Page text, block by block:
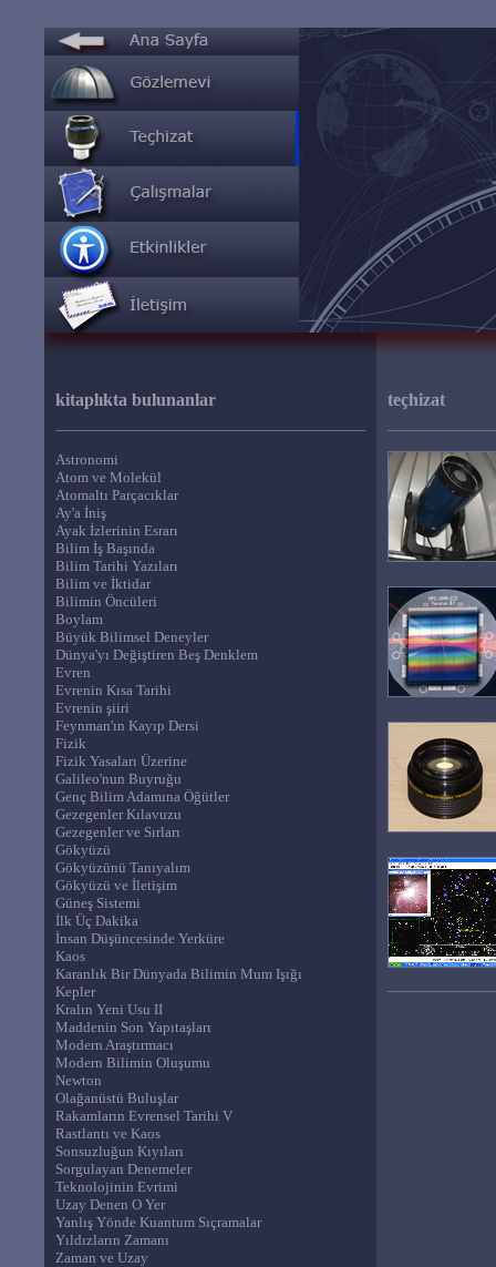
kitaplıkta bulunanlar teçhizat
Astronomi
Atom ve Molekül
Atomaltı Parçacıklar
Ay'a İniş
Ayak İzlerinin Esrarı
Bilim İş Başında
Bilim Tarihi Yazıları
Bilim ve İktidar
Bilimin Öncüleri
Boylam
Büyük Bilimsel Deneyler
Dünya'yı Değiştiren Beş Denklem
Evren
Evrenin Kısa Tarihi
Evrenin şiiri
Feynman'ın Kayıp Dersi
Fizik
Fizik Yasaları Üzerine
Galileo'nun Buyruğu
Genç Bilim Adamına Öğütler
Gezegenler Kılavuzu
Gezegenler ve Sırları
Gökyüzü
Gökyüzünü Tanıyalım
Gökyüzü ve İletişim
Güneş Sistemi
İlk Üç Dakika
İnsan Düşüncesinde Yerküre
Kaos
Karanlık Bir Dünyada Bilimin Mum Işığı
Kepler
Kralın Yeni Usu II
Maddenin Son Yapıtaşları
Modern Araştırmacı
Modern Bilimin Oluşumu
Newton
Olağanüstü Buluşlar
Rakamların Evrensel Tarihi V
Rastlantı ve Kaos
Sonsuzluğun Kıyıları
Sorgulayan Denemeler
Teknolojinin Evrimi
Uzay Denen O Yer
Yanlış Yönde Kuantum Sıçramalar
Yıldızların Zamanı
Zaman ve Uzay